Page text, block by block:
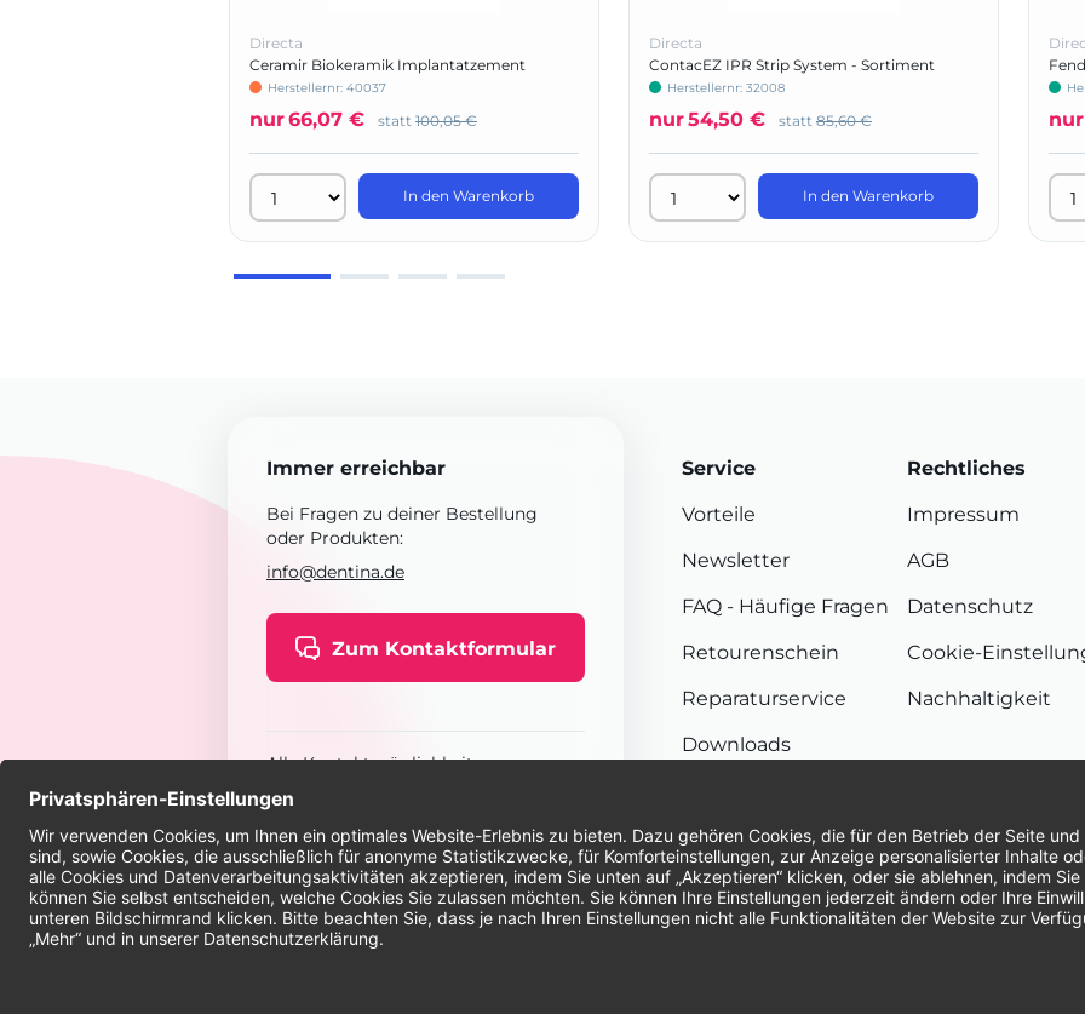
Directa
Ceramir Biokeramik Implantatzement
QuikCap
Herstellernr: 40037
nur66,07 € statt 100,05 €
In den Warenkorb
Directa
ContacEZ IPR Strip System - Sortiment
Herstellernr: 32008
nur54,50 € statt 85,60 €
In den Warenkorb
nur
Immer erreichbar
Bei Fragen zu deiner Bestellung
oder Produkten:
info@dentina.de
Zum Kontaktformular
Alle Kontaktmöglichkeiten
Service
Vorteile
Newsletter
FAQ - Häufige Fragen
Retourenschein
Reparaturservice
Downloads
Rechtliches
Impressum
AGB
Datenschutz
Cookie-
Nachhaltigkeit